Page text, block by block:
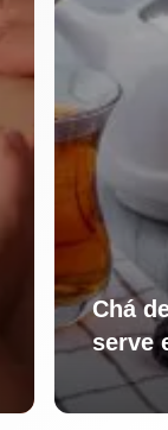
Chá
serve